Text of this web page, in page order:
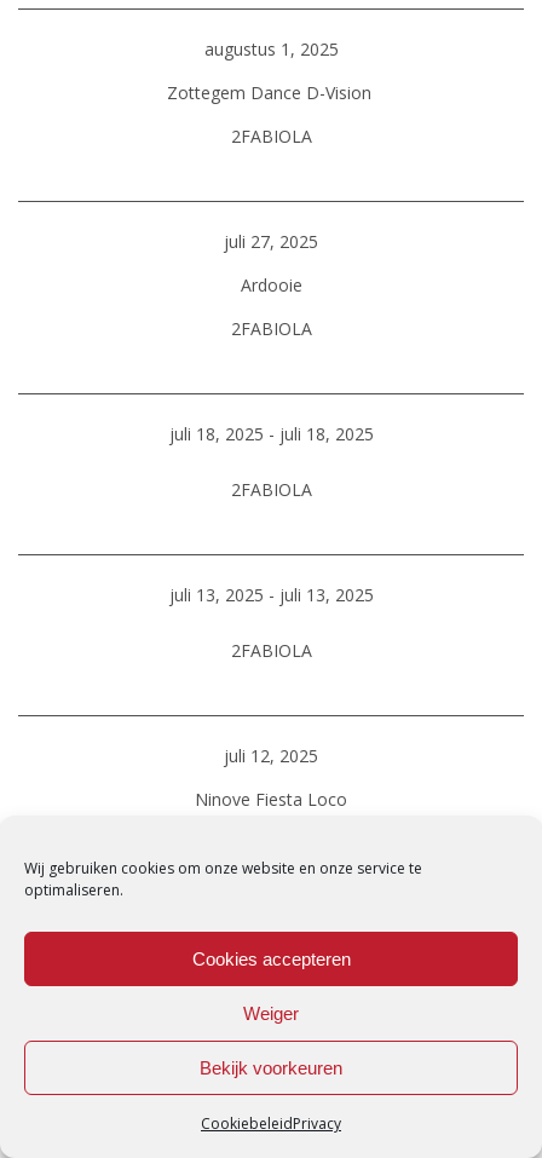
Wij gebruiken cookies om onze website en onze service te
optimaliseren.
Cookies accepteren
Weiger
Bekijk voorkeuren
CookiebeleidPrivacy
augustus 1, 2025
Zottegem Dance D-Vision
2FABIOLA
juli 27, 2025
Ardooie
2FABIOLA
juli 18, 2025 - juli 18, 2025
2FABIOLA
juli 13, 2025 - juli 13, 2025
2FABIOLA
juli 12, 2025
Ninove Fiesta Loco
juli 12, 2025 - juli 12, 2025
2FABIOLA